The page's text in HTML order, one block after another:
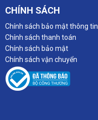
CHÍNH SÁCH
Chính sách bảo mật thông tin
Chính sách thanh toán
Chính sách bảo mật
Chính sách vận chuyển